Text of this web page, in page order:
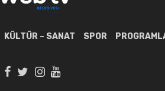
KÜLTÜR – SANAT SPOR